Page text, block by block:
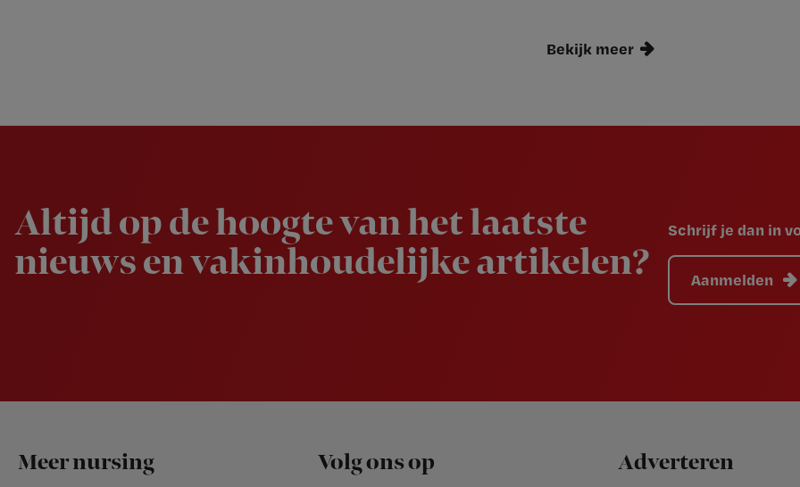
Bekijk meer
Altijd op de hoogte van het laatste
nieuws en vakinhoudelijke artikelen?
Schrijf je dan in
Aanmelden
Footer
Meer nursing Volg ons op Adverteren